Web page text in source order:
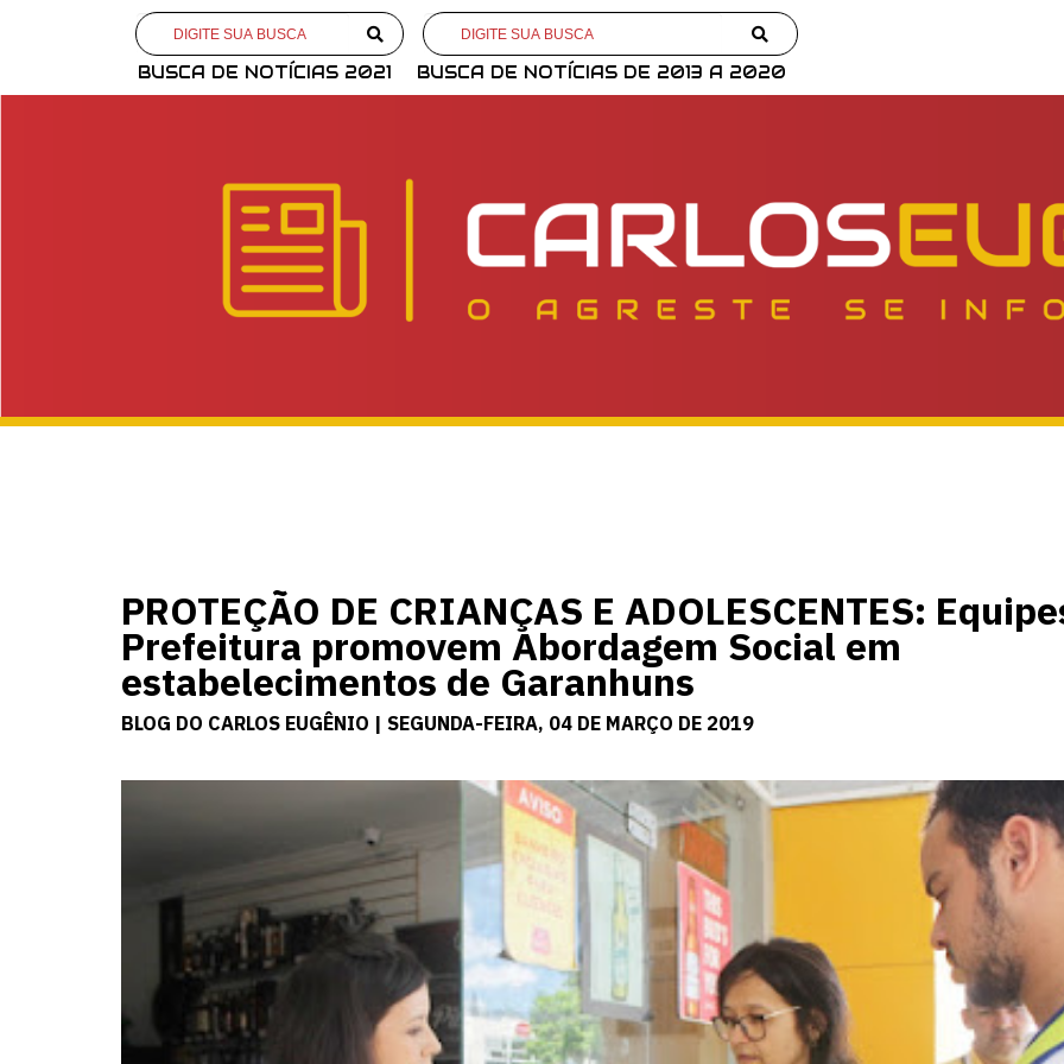
BUSCA DE NOTÍCIAS 2021 BUSCA DE NOTÍCIAS DE 2013 A 2020
PROTEÇÃO DE CRIANÇAS E ADOLESCENTES:
Prefeitura promovem Abordagem Social em
estabelecimentos de Garanhuns
BLOG DO CARLOS EUGÊNIO | SEGUNDA-FEIRA, 04 DE MARÇO DE 2019